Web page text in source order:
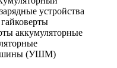
устройства
аккумуляторные
(УШМ)